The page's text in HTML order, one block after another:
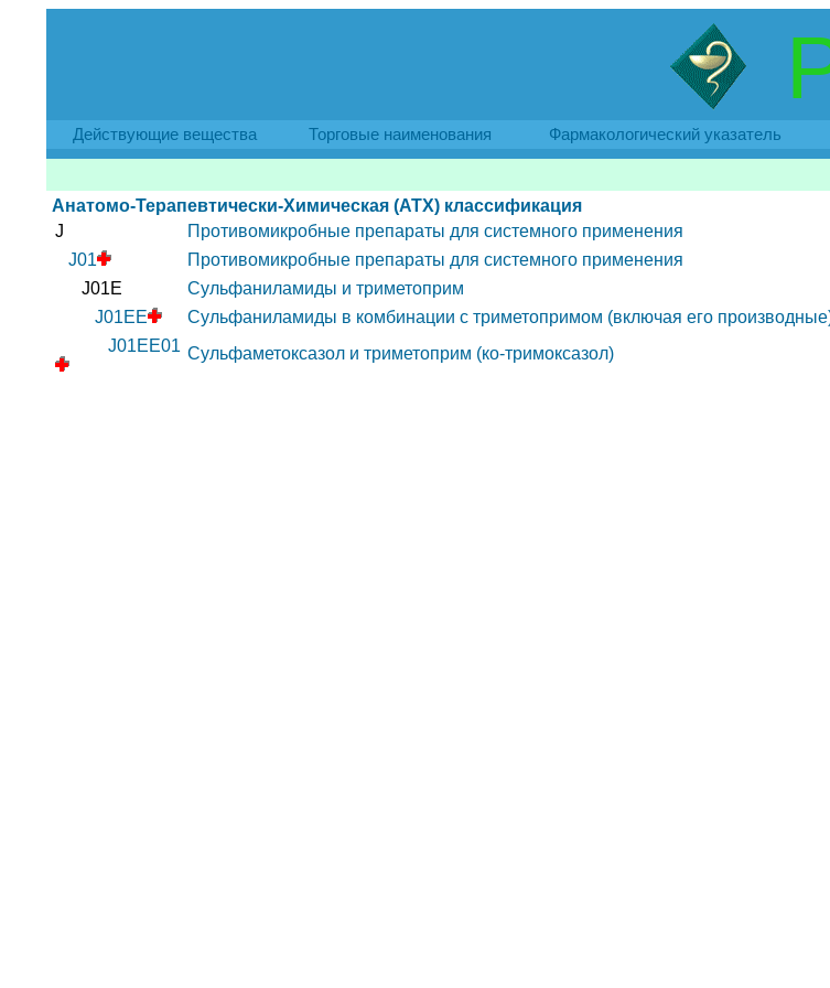
Действующие вещества Торговые наименования Фармакологический указатель
Анатомо-Терапевтически-Химическая (АТХ) классификация
J
Противомикробные препараты для системного применения
J01
Противомикробные препараты для системного применения
J01E
Сульфаниламиды и триметоприм
J01EE
Сульфаниламиды в комбинации с триметопримом (включая его
J01EE01 Сульфаметоксазол и триметоприм (ко-тримоксазол)